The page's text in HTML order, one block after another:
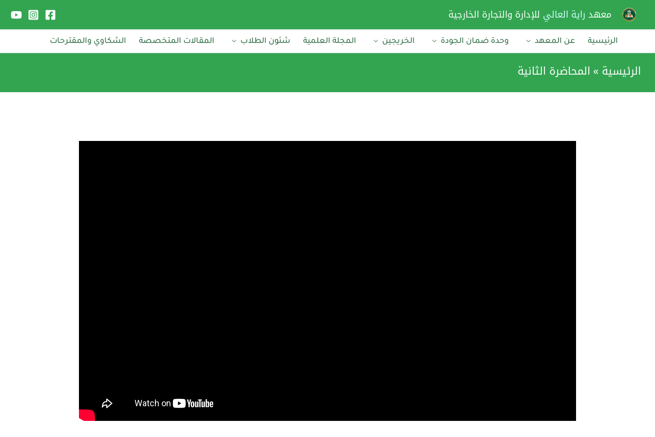
المحتوى
معهد راية العالي للإدارة والتجارة الخارجية
الرئيسية عن المعهد وحدة ضمان الجودة الخريجين المجلة العلمية شئون الطلاب المقالات المتخصصة الشكاوي والمقترحات
الرئيسية المحاضرة الثانية